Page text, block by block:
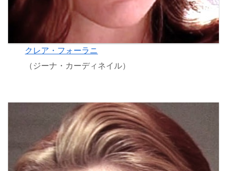
クレア・フォーラニ
（ジーナ・カーディネイル）